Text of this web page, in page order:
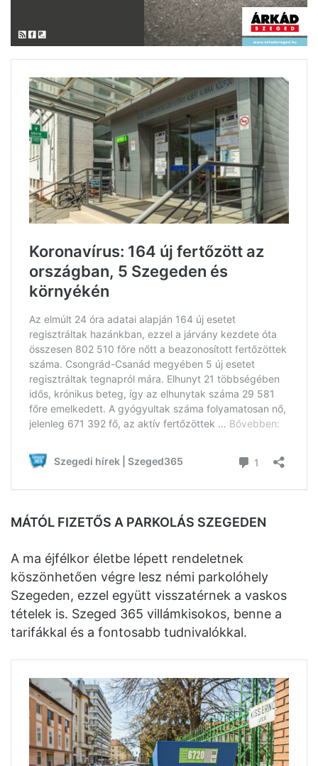
MÁTÓL FIZETŐS A PARKOLÁS SZEGEDEN
A ma éjfélkor életbe lépett rendeletnek
köszönhetően végre lesz némi parkolóhely
Szegeden, ezzel együtt visszatérnek a vaskos
tételek is. Szeged 365 villámkisokos, benne a
tarifákkal és a fontosabb tudnivalókkal.